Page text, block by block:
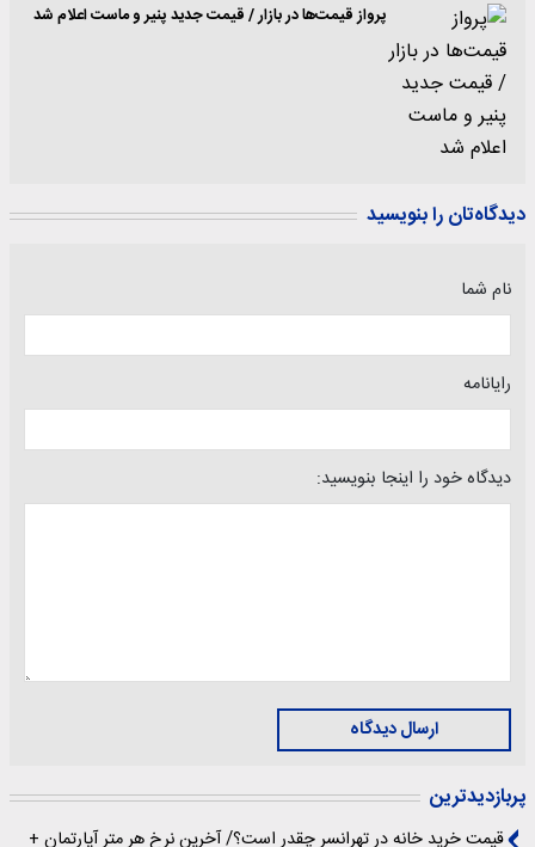
پرواز قیمت‌ها در بازار / قیمت جدید پنیر و ماست اعلام شد
دیدگاه‌تان را بنویسید
نام شما
رایانامه
دیدگاه خود را اینجا بنویسید:
ارسال دیدگاه
پربازدیدترین
قیمت خرید خانه در تهرانسر چقدر است؟/ آخرین نرخ هر متر آپارتمان +